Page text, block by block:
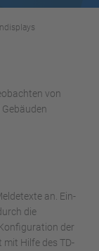
von
an. Ein-
die
der
Hilfe des TD-